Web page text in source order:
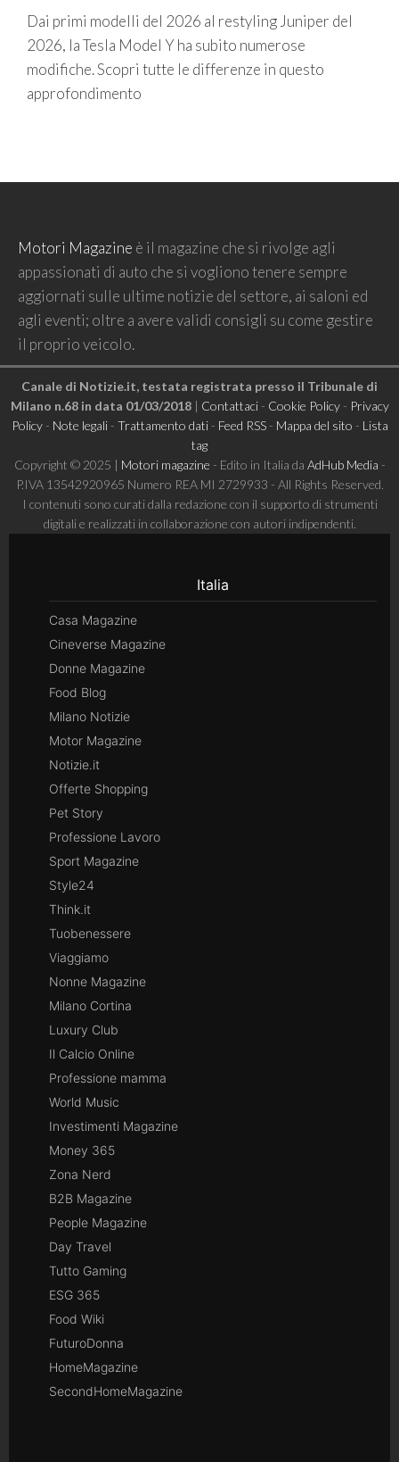
Dai primi modelli del 2026 al restyling Juniper del
2026, la Tesla Model Y ha subito numerose
modifiche. Scopri tutte le differenze in questo
approfondimento
Motori Magazine è il magazine che si rivolge agli
appassionati di auto che si vogliono tenere sempre
aggiornati sulle ultime notizie del settore, ai saloni ed
agli eventi; oltre a avere validi consigli su come gestire
il proprio veicolo.
Canale di Notizie.it, testata registrata presso il Tribunale di
Milano n.68 in data 01/03/2018| Contattaci- Cookie Policy- Privacy
Policy- Note legali- Trattamento dati- Feed RSS- Mappa del sito - Lista
tag
Copyright © 2025 | Motori magazine - Edito in Italia da AdHub Media -
P.IVA 13542920965 Numero REA MI 2729933 - All Rights Reserved.
I contenuti sono curati dalla redazione con il supporto di strumenti
digitali e realizzati in collaborazione con autori indipendenti.
Italia
Casa Magazine
Cineverse Magazine
Donne Magazine
Food Blog
Milano Notizie
Motor Magazine
Notizie.it
Offerte Shopping
Pet Story
Professione Lavoro
Sport Magazine
Style24
Think.it
Tuobenessere
Viaggiamo
Nonne Magazine
Milano Cortina
Luxury Club
Il Calcio Online
Professione mamma
World Music
Investimenti Magazine
Money 365
Zona Nerd
B2B Magazine
People Magazine
Day Travel
Tutto Gaming
ESG 365
Food Wiki
FuturoDonna
HomeMagazine
SecondHomeMagazine